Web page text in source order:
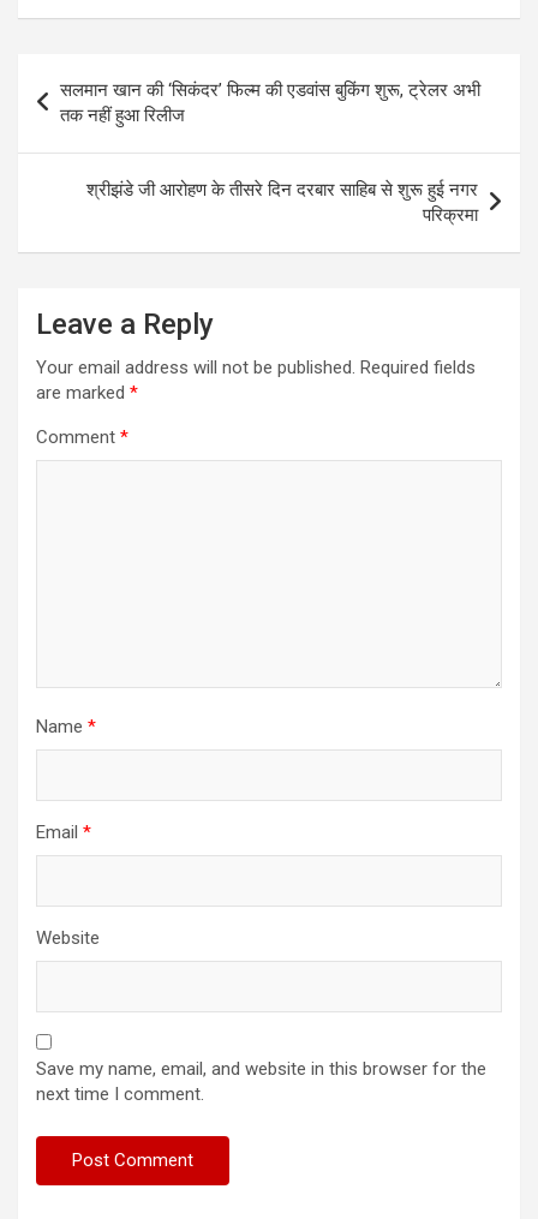
s
a
सलमान खान की ‘सिकंदर’ फिल्म की एडवांस बुकिंग शुरू, ट्रेलर अभी
तक नहीं हुआ रिलीज
श्रीझंडे जी आरोहण के तीसरे दिन दरबार साहिब से शुरू हुई नगर
परिक्रमा
Leave a Reply
Your email address will not be published. Required fields
are marked *
Comment *
Name *
Email *
Website
Save my name, email, and website in this browser for the
next time I comment.